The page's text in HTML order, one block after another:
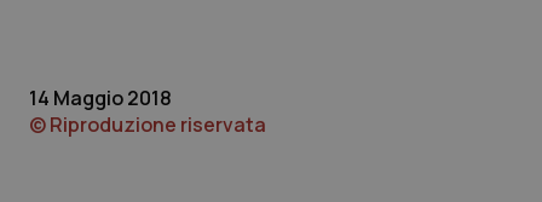
Liguria
Disturbi dell’umore
14 Maggio 2018
© Riproduzione riservata